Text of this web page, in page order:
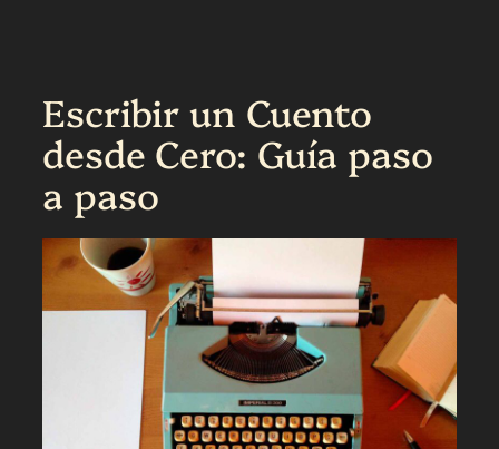
Escribir un Cuento
desde Cero: Guía paso
a paso